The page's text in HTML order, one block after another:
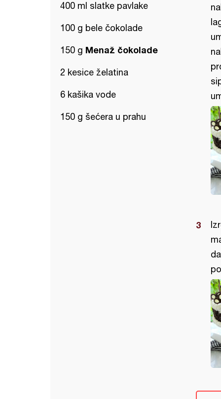
400 ml slatke pavlake
100 g bele čokolade
150 g Menaž čokolade
2 kesice želatina
6 kašika vode
150 g šećera u prahu